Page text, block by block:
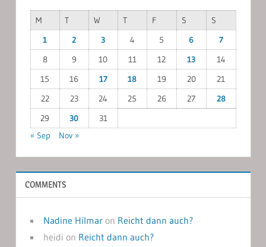
M T W T F S
S
1
2 3 4 5 6
7
8
9 10 11 12 13
14
15
16 17 18 19 20
21
22
23 24 25 26 27
28
29
30
31
« Sep
Nov »
COMMENTS
Nadine Hilmaron Reicht dann auch?
heidi on Reicht dann auch?